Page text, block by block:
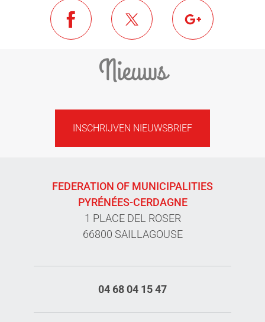
Nieuws
INSCHRIJVEN NIEUWSBRIEF
FEDERATION OF MUNICIPALITIES
PYRÉNÉES-CERDAGNE
1 PLACE DEL ROSER
66800 SAILLAGOUSE
04 68 04 15 47